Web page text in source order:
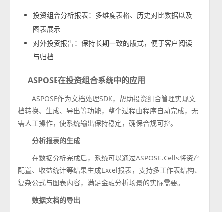
投资组合分析报表：多维度表格、历史对比数据以及
图表展示
对外投资报告：保持长期一致的版式，便于客户阅读
与归档
ASPOSE在投资组合系统中的应用
ASPOSE作为文档处理SDK，帮助投资组合管理实现文
档转换、生成、导出等功能，整个过程由程序自动完成，无
需人工操作，使系统输出保持稳定，确保合规可控。
分析报表的生成
在数据分析完成后，系统可以通过ASPOSE.Cells将资产
配置、收益统计等结果生成Excel报表，支持多工作表结构、
复杂公式与图表内容，满足金融分析场景的实际需要。
数据文档的导出